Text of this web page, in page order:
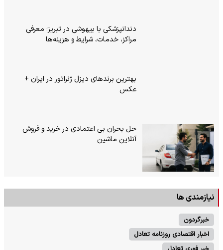
دندانپزشکی با بیهوشی در تبریز؛ معرفی
مراکز، خدمات، شرایط و هزینه‌ها
بهترین برندهای دیزل ژنراتور در ایران +
عکس
حل بحران بی‌ اعتمادی در خرید و فروش
آنلاین ماشین
نیازمندی ها
خبرگردون
اخبار اقتصادی روزنامه تعادل